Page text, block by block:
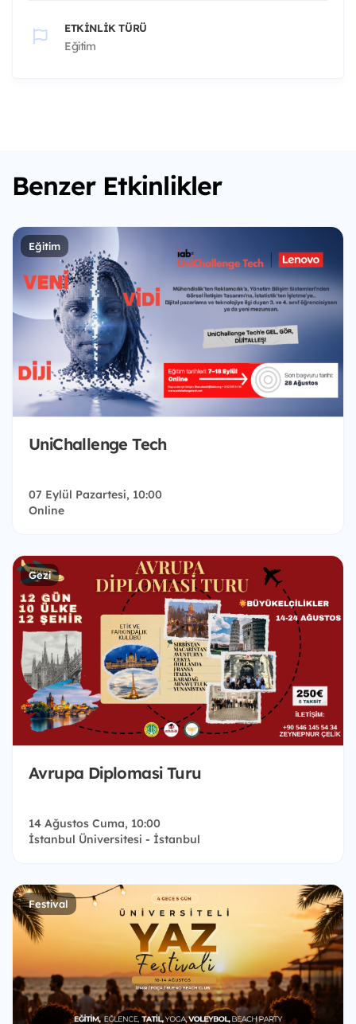
ETKINLIK TÜRÜ
Eğitim
Benzer Etkinlikler
Eğitim
UniChallenge Tech
07 Eylül Pazartesi, 10:00
Online
Gezi
Avrupa Diplomasi Turu
14 Ağustos Cuma, 10:00
İstanbul Üniversitesi - İstanbul
Festival